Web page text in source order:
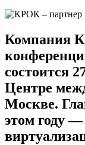
Компания
состоится
Центре
Москве.
этом году